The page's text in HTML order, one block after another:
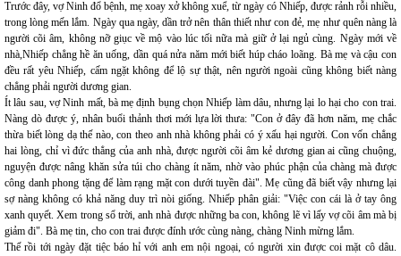
Trước đây, vợ Ninh đổ bệnh, mẹ xoay xở không xuể, từ ngày có Nhiếp, được rảnh rỗi nhiều,
trong lòng mến lắm. Ngày qua ngày, dần trở nên thân thiết như con đẻ, mẹ như quên nàng là
người cõi âm, không nỡ giục về mộ vào lúc tối nữa mà giữ ở lại ngủ cùng. Ngày mới về
nhà,Nhiếp chẳng hề ăn uống, dần quá nửa năm mới biết húp cháo loãng. Bà mẹ và cậu con
đều rất yêu Nhiếp, cấm ngặt không để lộ sự thật, nên người ngoài cũng không biết nàng
chẳng phải người dương gian.
Ít lâu sau, vợ Ninh mất, bà mẹ định bụng chọn Nhiếp làm dâu, nhưng lại lo hại cho con trai.
Nàng dò được ý, nhân buổi thảnh thơi mới lựa lời thưa: "Con ở đây đã hơn năm, mẹ chắc
thừa biết lòng dạ thế nào, con theo anh nhà không phải có ý xấu hại người. Con vốn chẳng
hai lòng, chỉ vì đức thẳng của anh nhà, được người cõi âm kẻ dương gian ai cũng chuộng,
nguyện được nâng khăn sửa túi cho chàng ít năm, nhờ vào phúc phận của chàng mà được
công danh phong tặng để làm rạng mặt con dưới tuyền đài". Mẹ cũng đã biết vậy nhưng lại
sợ nàng không có khả năng duy trì nòi giống. Nhiếp phân giải: "Việc con cái là ở tay ông
xanh quyết. Xem trong sổ trời, anh nhà được những ba con, không lẽ vì lấy vợ cõi âm mà bị
giảm đi". Bà mẹ tin, cho con trai được đính ước cùng nàng, chàng Ninh mừng lắm.
Thế rồi tới ngày đặt tiệc báo hỉ với anh em nội ngoại, có người xin được coi mặt cô dâu.